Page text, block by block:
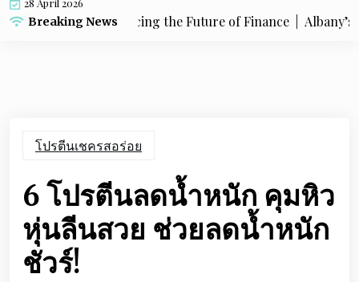
28 April 2026
Breaking News
Albany is Embracing the Future of Finance |Albany’s
โปรตีนเชครสอร่อย
6 โปรตีนลดน้ำหนัก คุมหิว
หุ่นลีนสวย ช่วยลดน้ำหนัก
ชัวร์!